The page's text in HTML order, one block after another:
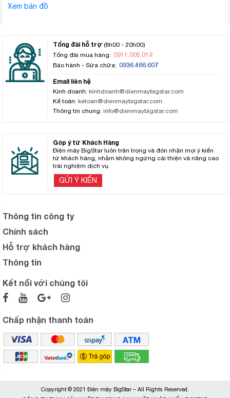
Xem bản đồ
Tổng đài hỗ trợ (8h00 - 20h00)
Tổng đài mua hàng: 0911.005.012
Bảo hành - Sửa chữa: 0936.466.607
Email liên hệ
Kinh doanh: kinhdoanh@dienmaybigstar.com
Kế toán: ketoan@dienmaybigstar.com
Thông tin chung: info@dienmaybigstar.com
Góp ý từ Khách Hàng
Điện máy BigStar luôn trân trọng và đón nhận mọi ý kiến
từ khách hàng, nhằm không ngừng cải thiện và nâng cao
trải nghiệm dịch vụ.
GỬI Ý KIẾN
Thông tin công ty
Chính sách
Hỗ trợ khách hàng
Thông tin
Kết nối với chúng tôi
Chấp nhận thanh toán
Copyright © 2021 Điện máy BigStar – All Rights Reserved.